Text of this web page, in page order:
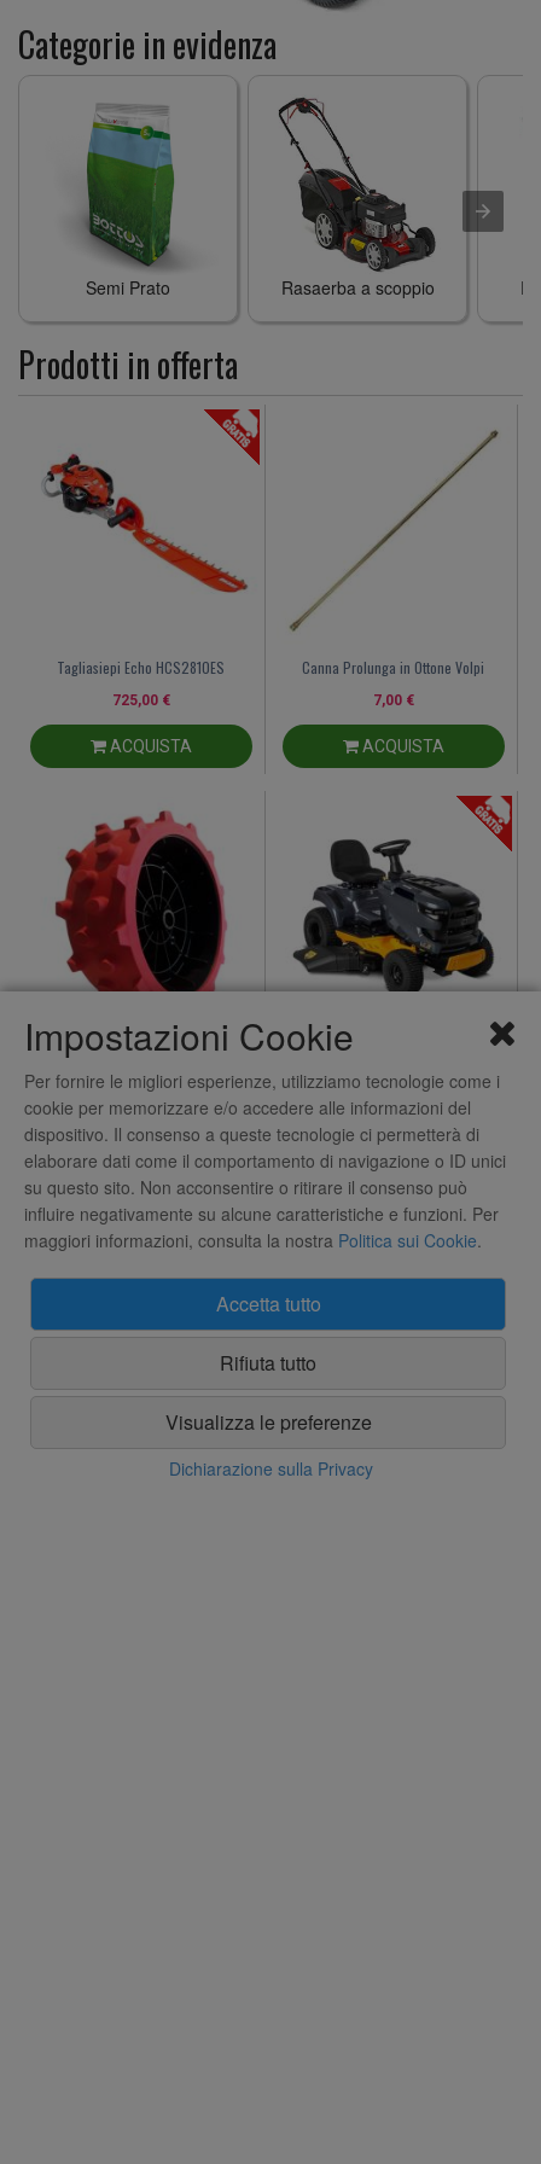
Impostazioni Cookie
Per fornire le migliori esperienze, utilizziamo tecnologie come i
cookie per memorizzare e/o accedere alle informazioni del
dispositivo. Il consenso a queste tecnologie ci permetterà di
elaborare dati come il comportamento di navigazione o ID unici
su questo sito. Non acconsentire o ritirare il consenso può
influire negativamente su alcune caratteristiche e funzioni. Per
maggiori informazioni, consulta la nostra Politica sui Cookie.
Accetta tutto
Rifiuta tutto
Visualizza le preferenze
Dichiarazione sulla Privacy
Categorie in evidenza
Semi Prato Rasaerba a scoppio
Prodotti in offerta
Tagliasiepi Echo HCS2810ES
725,00 €
ACQUISTA
Canna Prolunga in Ottone Volpi
7,00 €
ACQUISTA
Ruota Robot Kress KR161E
29,99 €
ACQUISTA
Cub Cadet Trattorino LT3 S108
3.249,00 €
ACQUISTA
279,99 €